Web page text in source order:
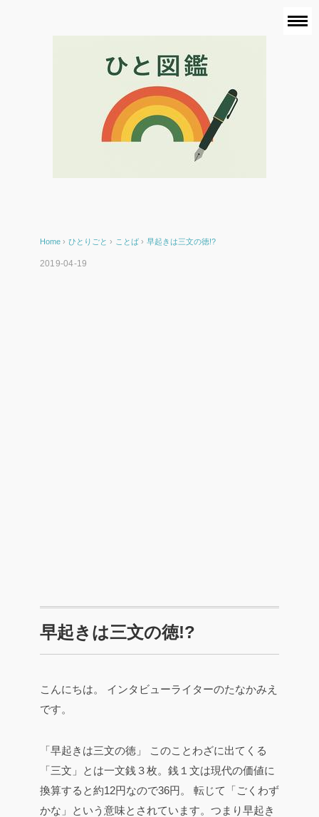
Home › ひとりごと › ことば › 早起きは三文の徳!?
2019-04-19
早起きは三文の徳!?
こんにちは。
インタビューライターのたなかみえ
です。
「早起きは三文の徳」
このことわざに出てくる
「三文」とは一文銭３枚。銭１文は現代の価値に
換算すると約12円なので36円。
転じて「ごくわず
かな」という意味とされています。つまり早起き